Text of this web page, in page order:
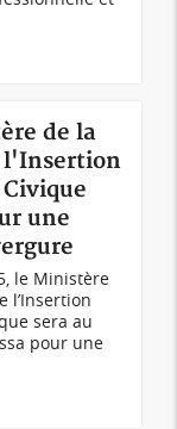
de la
l'Insertion
une
le Ministère
l’Insertion
sera au
pour une